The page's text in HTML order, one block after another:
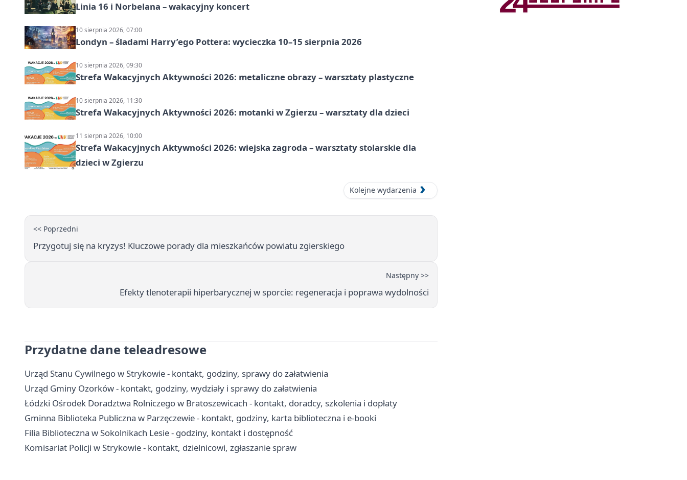
Linia 16 i Norbelana – wakacyjny koncert
10 sierpnia 2026, 07:00
Londyn – śladami Harry’ego Pottera: wycieczka 10–15 sierpnia 2026
10 sierpnia 2026, 09:30
Strefa Wakacyjnych Aktywności 2026: metaliczne obrazy – warsztaty plastyczne
10 sierpnia 2026, 11:30
Strefa Wakacyjnych Aktywności 2026: motanki w Zgierzu – warsztaty dla dzieci
11 sierpnia 2026, 10:00
Strefa Wakacyjnych Aktywności 2026: wiejska zagroda – warsztaty stolarskie dla
dzieci w Zgierzu
Kolejne wydarzenia
<< Poprzedni
Przygotuj się na kryzys! Kluczowe porady dla mieszkańców powiatu zgierskiego
Następny >>
Efekty tlenoterapii hiperbarycznej w sporcie: regeneracja i poprawa wydolności
Przydatne dane teleadresowe
Urząd Stanu Cywilnego w Strykowie - kontakt, godziny, sprawy do załatwienia
Urząd Gminy Ozorków - kontakt, godziny, wydziały i sprawy do załatwienia
Łódzki Ośrodek Doradztwa Rolniczego w Bratoszewicach - kontakt, doradcy, szkolenia i dopłaty
Gminna Biblioteka Publiczna w Parzęczewie - kontakt, godziny, karta biblioteczna i e-booki
Filia Biblioteczna w Sokolnikach Lesie - godziny, kontakt i dostępność
Komisariat Policji w Strykowie - kontakt, dzielnicowi, zgłaszanie spraw